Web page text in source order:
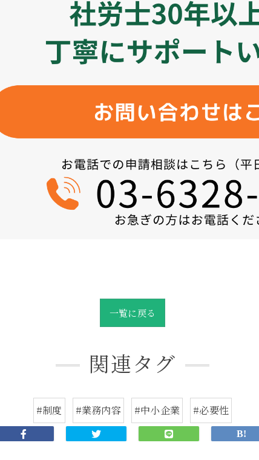
一覧に戻る
関連タグ
#制度 #業務内容 #中小企業 #必要性